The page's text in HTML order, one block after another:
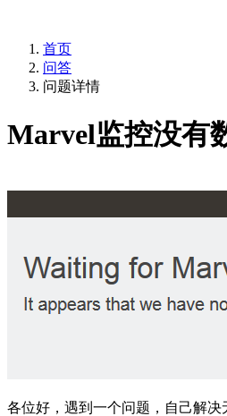
首页
问答
问题详情
Marvel监控没有
各位好，遇到一个问题，自己解决